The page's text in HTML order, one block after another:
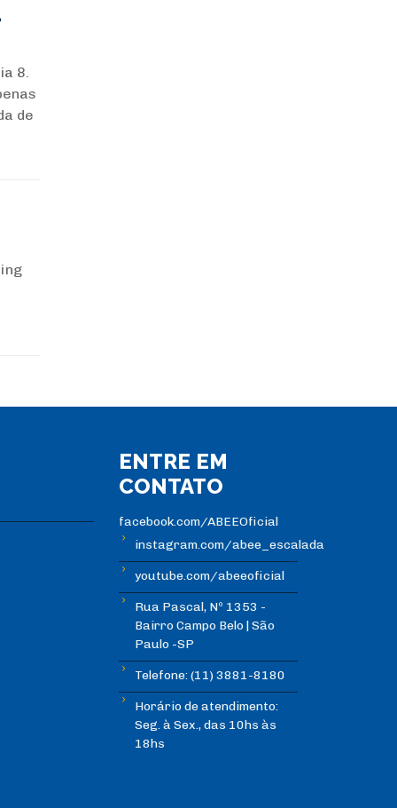
8.
de
ENTRE EM
CONTATO
facebook.com/ABEEOficial
instagram.com/abee_escalada
youtube.com/abeeoficial
Rua Pascal, Nº 1353 -
Bairro Campo Belo | São
Paulo -SP
Telefone: (11) 3881-8180
Horário de atendimento:
Seg. à Sex., das 10hs às
18hs